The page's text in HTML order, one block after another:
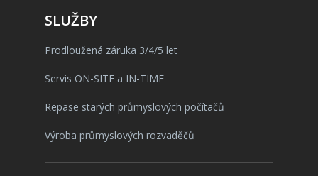
SLUŽBY
Prodloužená záruka 3/4/5 let
Servis ON-SITE a IN-TIME
Repase starých průmyslových počítačů
Výroba průmyslových rozvaděčů